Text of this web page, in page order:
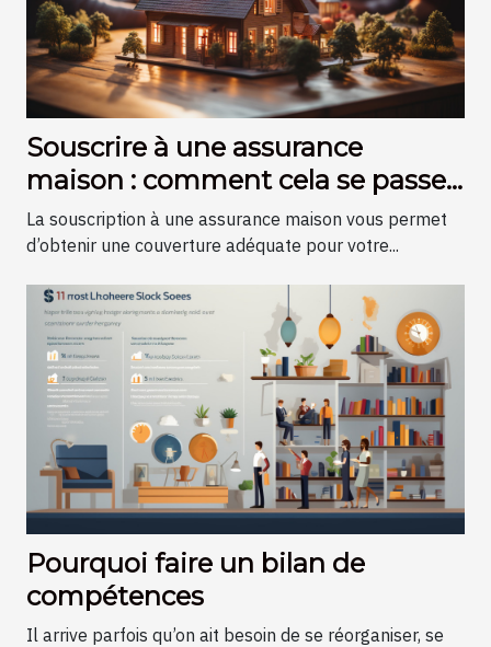
Souscrire à une assurance
maison : comment cela se passe-
t-il ?
La souscription à une assurance maison vous permet
d’obtenir une couverture adéquate pour votre...
Pourquoi faire un bilan de
compétences
Il arrive parfois qu’on ait besoin de se réorganiser, se